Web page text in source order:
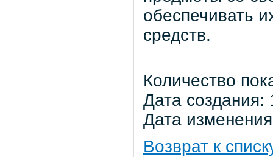
обеспечивать
средств.
Количество
Дата
Дата
Возврат к